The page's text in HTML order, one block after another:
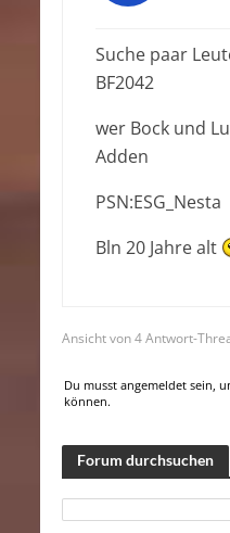
Suche paar
BF2042
wer Bock und
Adden
PSN:ESG_Nesta
Bln 20 Jahre alt
Ansicht von 4 Antwort-
Du musst angemeldet sein,
können.
Forum durchsuchen